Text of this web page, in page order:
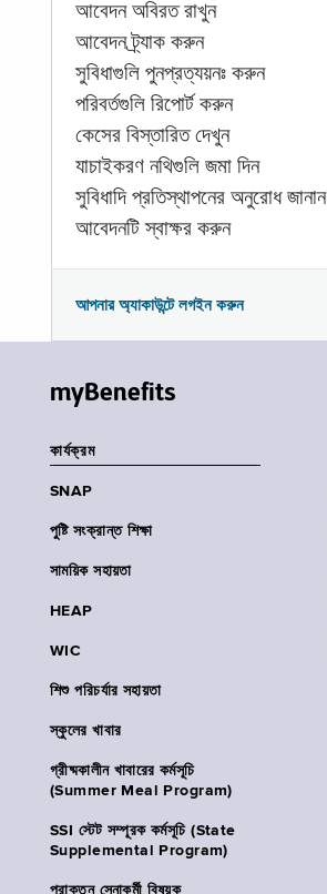
আবেদন অবিরত রাখুন
আবেদন ট্র্যাক করুন
সুবিধাগুলি পুনপ্রত্যয়নঃ করুন
পরিবর্তগুলি রিপোর্ট করুন
কেসের বিস্তারিত দেখুন
যাচাইকরণ নথিগুলি জমা দিন
সুবিধাদি প্রতিস্থাপনের অনুরোধ জানান
আবেদনটি স্বাক্ষর করুন
আপনার অ্যাকাউন্টে লগইন করুন
myBenefits
কার্যক্রম
SNAP
পুষ্টি সংক্রান্ত শিক্ষা
সাময়িক সহায়তা
HEAP
WIC
শিশু পরিচর্যার সহায়তা
স্কুলের খাবার
গ্রীষ্মকালীন খাবারের কর্মসূচি
(Summer Meal Program)
SSI স্টেট সম্পূরক কর্মসূচি (State
Supplemental Program)
প্রাক্তন সেনাকর্মী বিষয়ক